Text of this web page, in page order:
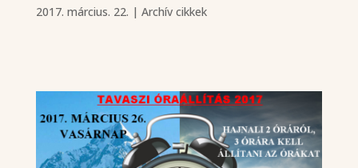
2017. március. 22. | Archív cikkek